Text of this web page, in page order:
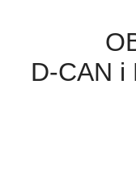
D-CAN i